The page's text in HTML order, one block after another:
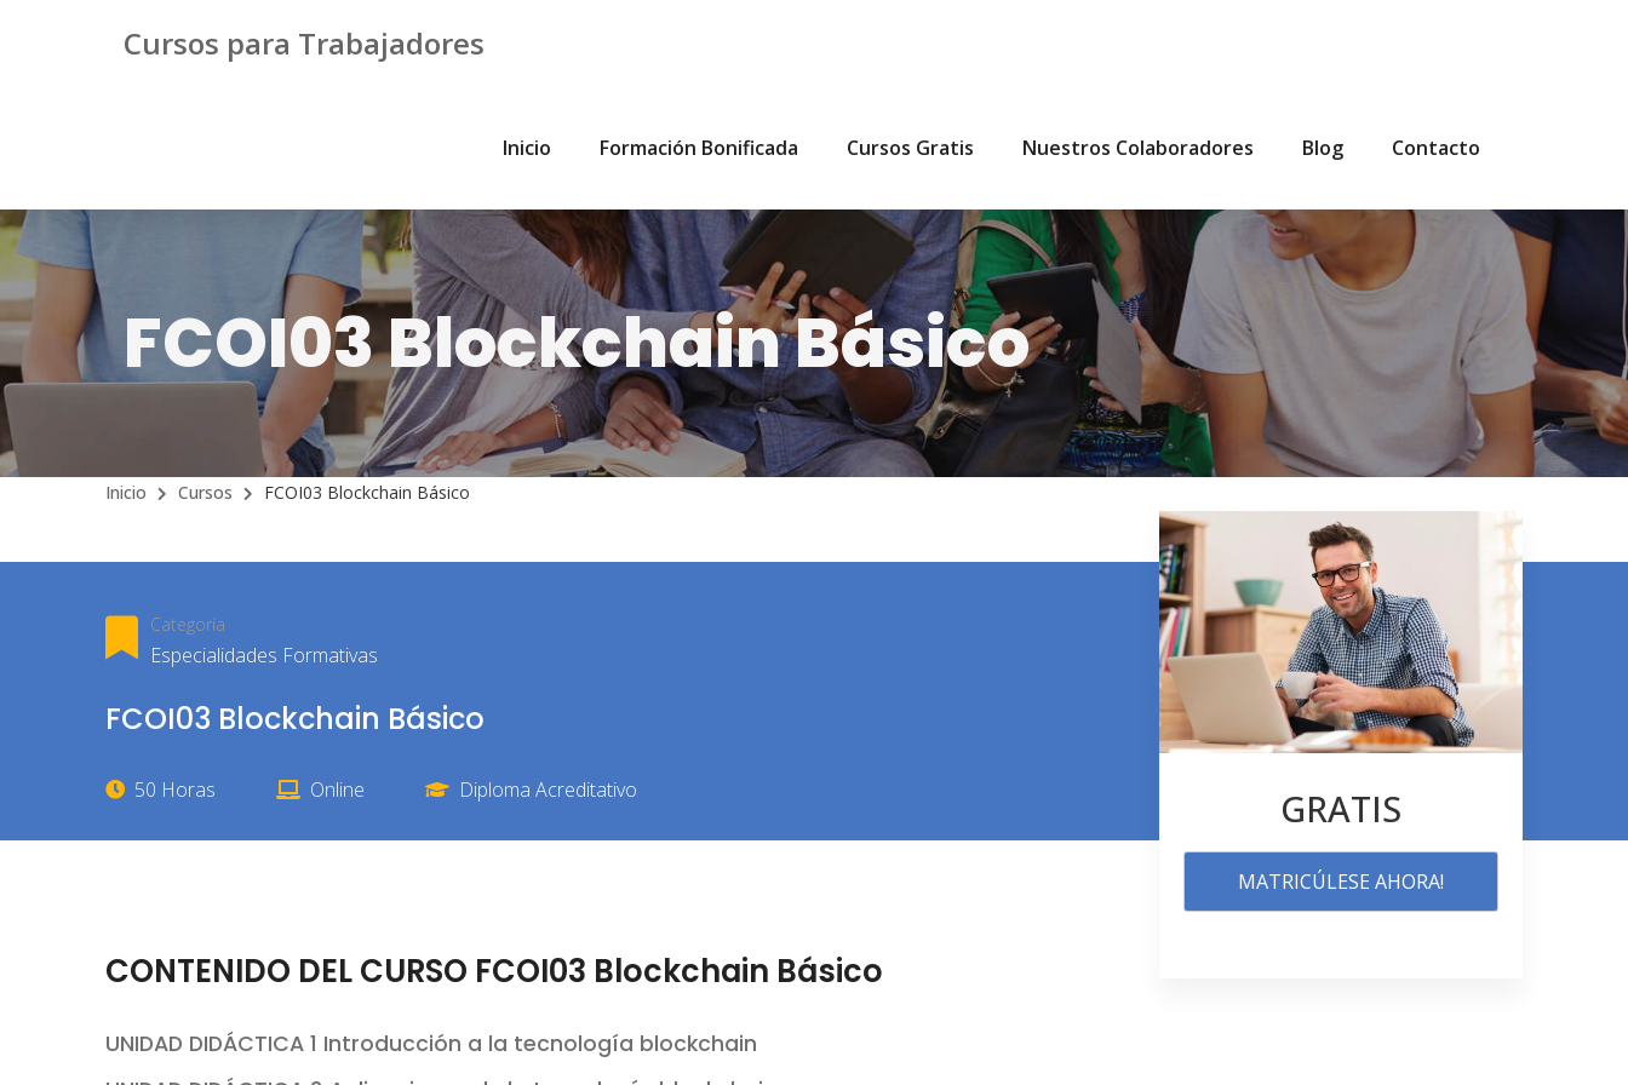
Cursos para Trabajadores
Inicio Formación Bonificada Cursos Gratis Nuestros Colaboradores Blog Contacto
FCOI03 Blockchain Básico
Inicio Cursos FCOI03 Blockchain Básico
Categoría
Especialidades Formativas
FCOI03 Blockchain Básico
50 Horas Online Diploma Acreditativo
CONTENIDO DEL CURSO FCOI03 Blockchain Básico
UNIDAD DIDÁCTICA 1 Introducción a la tecnología blockchain
GRATIS
MATRICÚLESE AHORA!